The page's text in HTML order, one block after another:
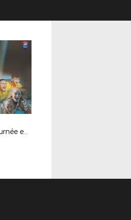
COUPES D'ALSACE 2017 - la journée en images